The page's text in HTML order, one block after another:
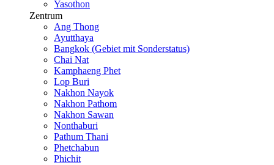
Yasothon
Zentrum
Ang Thong
Ayutthaya
Bangkok (Gebiet mit Sonderstatus)
Chai Nat
Kamphaeng Phet
Lop Buri
Nakhon Nayok
Nakhon Pathom
Nakhon Sawan
Nonthaburi
Pathum Thani
Phetchabun
Phichit